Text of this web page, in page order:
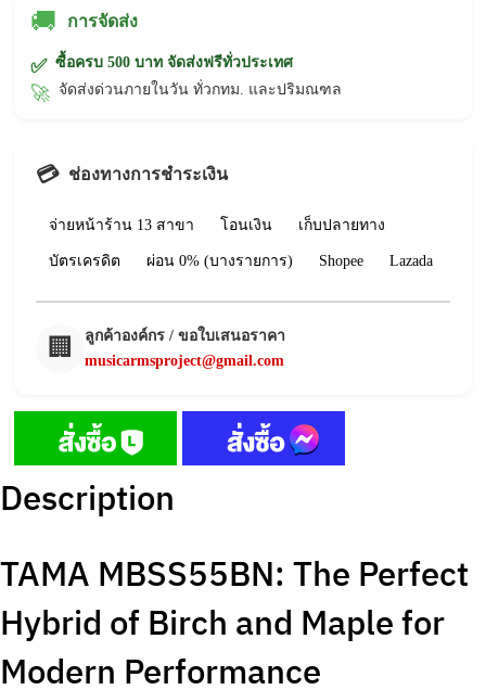
🚚 การจัดส่ง
✅ ซื้อครบ 500 บาท จัดส่งฟรีทั่วประเทศ
🚀 จัดส่งด่วนภายในวัน ทั่วกทม. และปริมณฑล
💳 ช่องทางการชำระเงิน
จ่ายหน้าร้าน 13 สาขา โอนเงิน เก็บปลายทาง
บัตรเครดิต ผ่อน 0% (บางรายการ) Shopee Lazada
🏢
ลูกค้าองค์กร / ขอใบเสนอราคา
musicarmsproject@gmail.com
Description
TAMA MBSS55BN: The Perfect
Hybrid of Birch and Maple for
Modern Performance